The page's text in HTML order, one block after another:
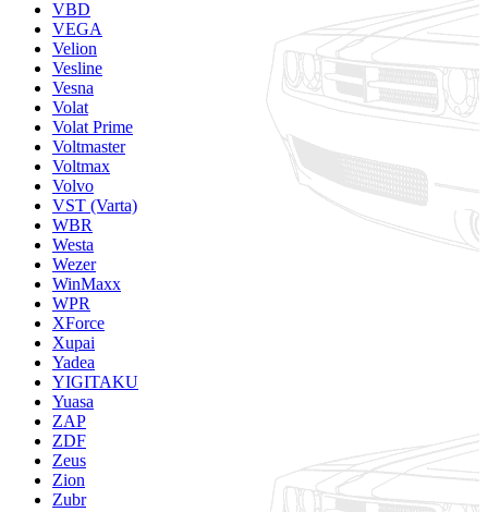
VBD
VEGA
Velion
Vesline
Vesna
Volat
Volat Prime
Voltmaster
Voltmax
Volvo
VST (Varta)
WBR
Westa
Wezer
WinMaxx
WPR
XForce
Xupai
Yadea
YIGITAKU
Yuasa
ZAP
ZDF
Zeus
Zion
Zubr